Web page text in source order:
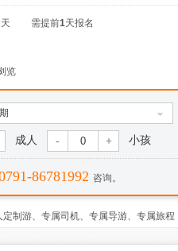
需提前1天报名
览
成人 - + 小孩
86781992 咨询。
制游、专属司机、专属导游、专属旅程